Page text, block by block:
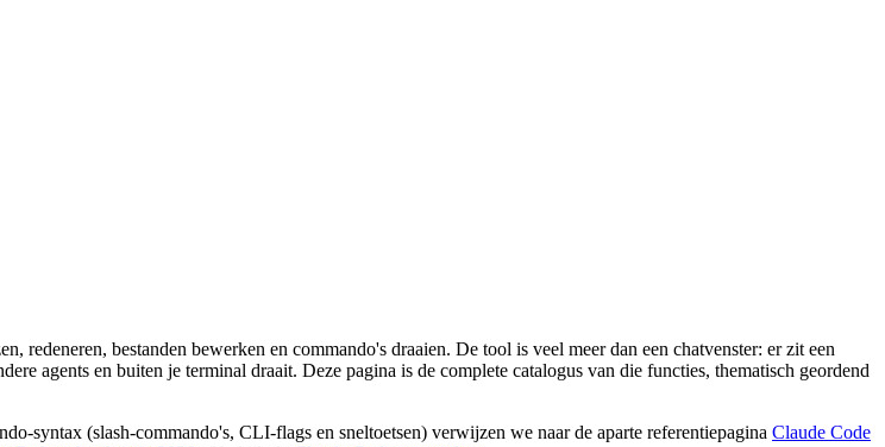
redeneren, bestanden bewerken en commando's draaien. De tool is veel meer dan een chatvenster: er zit een
agents en buiten je terminal draait. Deze pagina is de complete catalogus van die functies, thematisch geordend
syntax (slash-commando's, CLI-flags en sneltoetsen) verwijzen we naar de aparte referentiepagina Claude Code